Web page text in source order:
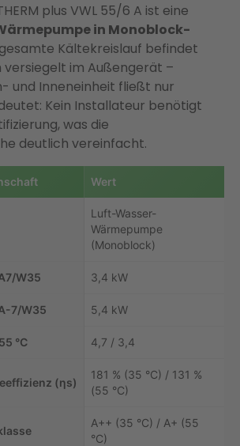
plus VWL 55/6 A ist eine
in Monoblock-
Kältekreislauf befindet
im Außengerät –
und Inneneinheit fließt nur
Kein Installateur benötigt
was die
deutlich vereinfacht.
Wert
Luft-Wasser-
Wärmepumpe
(Monoblock)
W35 3,4 kW
7/W35 5,4 kW
°C 4,7 / 3,4
(ηs)
181 % (35 °C) / 131 %
(55 °C)
A++ (35 °C) / A+ (55
°C)